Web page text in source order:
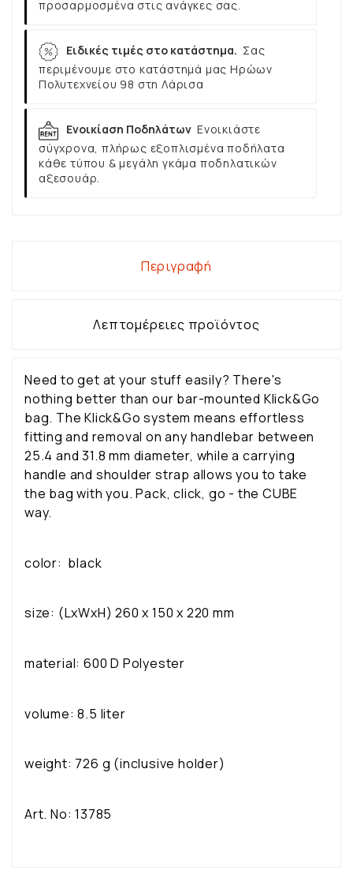
προσαρμοσμένα στις ανάγκες σας.
Ειδικές τιμές στο κατάστημα. Σας
περιμένουμε στο κατάστημά μας Ηρώων
Πολυτεχνείου 98 στη Λάρισα
Ενοικίαση Ποδηλάτων Ενοικιάστε
σύγχρονα, πλήρως εξοπλισμένα ποδήλατα
κάθε τύπου & μεγάλη γκάμα ποδηλατικών
αξεσουάρ.
Περιγραφή
Λεπτομέρειες προϊόντος
Need to get at your stuff easily? There's
nothing better than our bar-mounted Klick&Go
bag. The Klick&Go system means effortless
fitting and removal on any handlebar between
25.4 and 31.8 mm diameter, while a carrying
handle and shoulder strap allows you to take
the bag with you. Pack, click, go - the CUBE
way.
color: black
size: (LxWxH) 260 x 150 x 220 mm
material: 600 D Polyester
volume: 8.5 liter
weight: 726 g (inclusive holder)
Art. No: 13785